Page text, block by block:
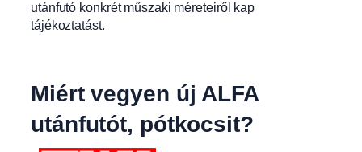
utánfutó konkrét műszaki méreteiről kap
tájékoztatást.
Miért vegyen új ALFA
utánfutót, pótkocsit?